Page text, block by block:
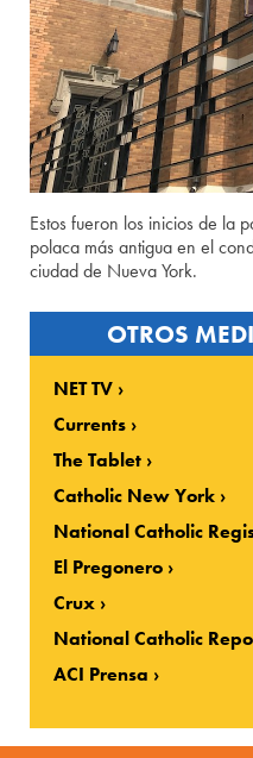
Estos fueron los inicios de la
polaca más antigua en el
ciudad de Nueva York.
OTROS
NET TV
Currents
The Tablet
Catholic New York
National Catholic
El Pregonero
Crux
National Catholic
ACI Prensa